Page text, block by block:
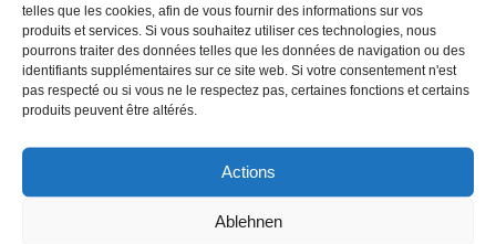
telles que les cookies, afin de vous fournir des informations sur vos
produits et services. Si vous souhaitez utiliser ces technologies, nous
pourrons traiter des données telles que les données de navigation ou des
identifiants supplémentaires sur ce site web. Si votre consentement n'est
pas respecté ou si vous ne le respectez pas, certaines fonctions et certains
produits peuvent être altérés.
Actions
Ablehnen
Prix :
Gratuit à €9
Catégories d’Évènement:
Centre d'information,cisterscapes,Ebrach ,Guide,